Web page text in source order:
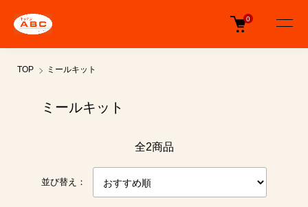
0
TOP ミールキット
ミールキット
全2商品
並び替え：